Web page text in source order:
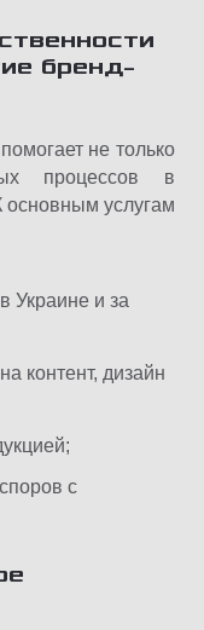
бренд-
не только
процессов в
основным услугам
Украине и за
контент, дизайн
с